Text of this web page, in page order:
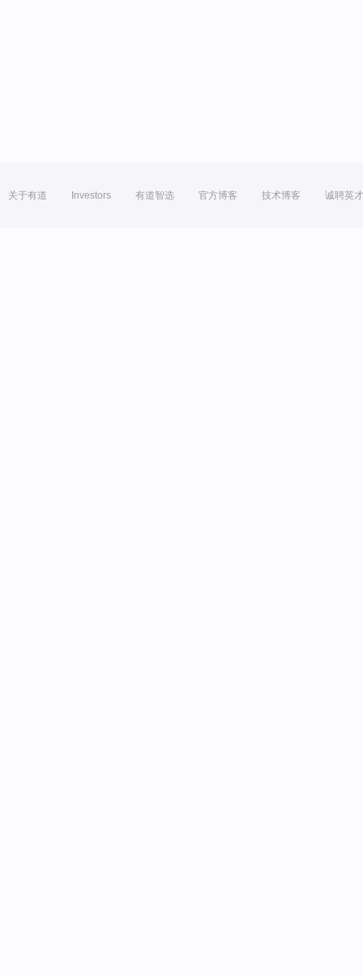
关于有道 Investors 有道智选 官方博客 技术博客 诚聘英才